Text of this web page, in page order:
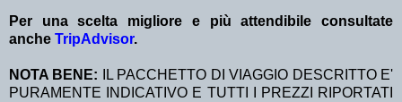
Per una scelta migliore e più attendibile consultate
anche TripAdvisor.
NOTA BENE:
IL PACCHETTO DI VIAGGIO DESCRITTO E'
PURAMENTE INDICATIVO E TUTTI I PREZZI RIPORTATI